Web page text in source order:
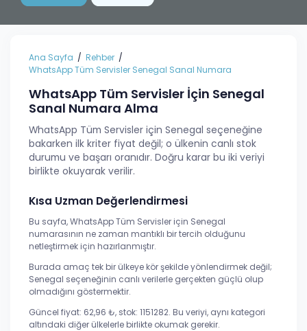
Ana Sayfa
Rehber
WhatsApp Tüm Servisler Senegal Sanal Numara
WhatsApp Tüm Servisler İçin Senegal
Sanal Numara Alma
WhatsApp Tüm Servisler için Senegal seçeneğine
bakarken ilk kriter fiyat değil; o ülkenin canlı stok
durumu ve başarı oranıdır. Doğru karar bu iki veriyi
birlikte okuyarak verilir.
Kısa Uzman Değerlendirmesi
Bu sayfa, WhatsApp Tüm Servisler için Senegal
numarasının ne zaman mantıklı bir tercih olduğunu
netleştirmek için hazırlanmıştır.
Burada amaç tek bir ülkeye kör şekilde yönlendirmek değil;
Senegal seçeneğinin canlı verilerle gerçekten güçlü olup
olmadığını göstermektir.
Güncel fiyat: 62,96 ₺, stok: 1151282. Bu veriyi, aynı kategori
altındaki diğer ülkelerle birlikte okumak gerekir.